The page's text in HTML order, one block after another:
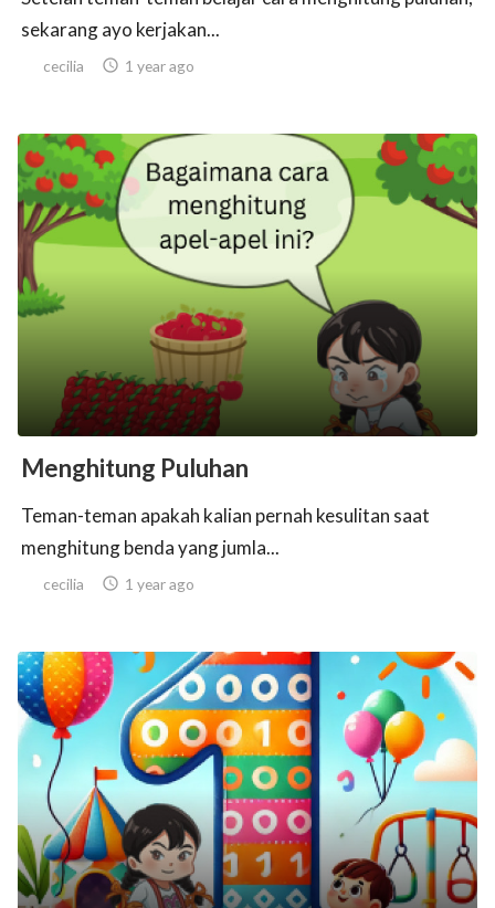
sekarang ayo kerjakan...
cecilia  1 year ago
Menghitung Puluhan
Teman-teman apakah kalian pernah kesulitan saat
menghitung benda yang jumla...
cecilia  1 year ago